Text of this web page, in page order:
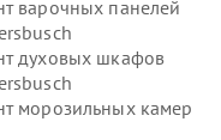
варочных панелей
духовых шкафов
морозильных камер